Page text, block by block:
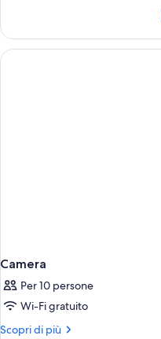
letti
singoli
Standard
con
2
Camera
Per 10 persone
Wi-Fi gratuito
Scopri di più
Altri